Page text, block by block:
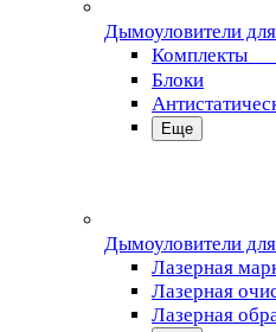
Дымоуловители
Комплекты
Блоки
Еще
Дымоуловители
Лазерная
Лазерная
Лазерная